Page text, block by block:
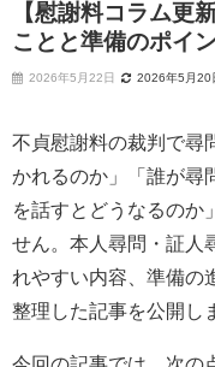
【慰謝料コラム更
ことと準備のポイ
2026年5月22日 2026年5月20
不貞慰謝料の裁判で尋
かれるのか」「誰が尋
を話すとどうなるのか
せん。本人尋問・証人
れやすい内容、準備の
整理した記事を公開し